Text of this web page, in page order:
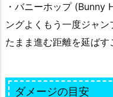
・バニーホップ (Bunny
ングよくもう一度ジャ
たまま進む距離を延ばす
ダメージの目安